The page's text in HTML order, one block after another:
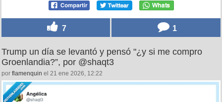
7 1
Trump un día se levantó y pensó "¿y si me compro
Groenlandia?”, por @shaqt3
por flamenquin el 21 ene 2026, 12:22